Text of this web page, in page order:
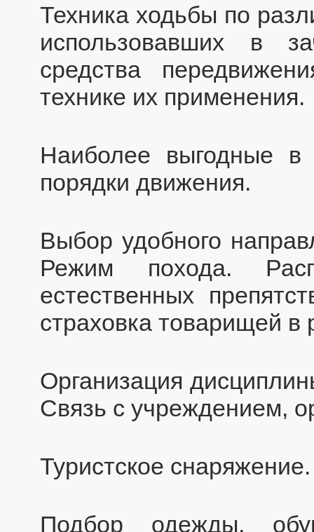
Техника ходьбы по
использовавших в
средства
технике их применения.
Наиболее выгодные в
порядки движения.
Выбор удобного
Режим похода.
естественных
страховка товарищей в
Организация
Связь с учреждением,
Туристское снаряжение.
Подбор одежды,